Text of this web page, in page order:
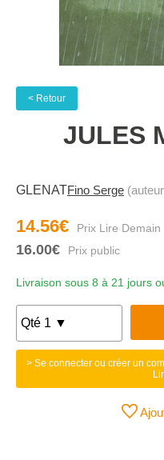
< Retour
JULES
GLENATFino Serge
14.56€
16.00€
Livraison sous 8 à 21 jours
> Se connecter ou créer un